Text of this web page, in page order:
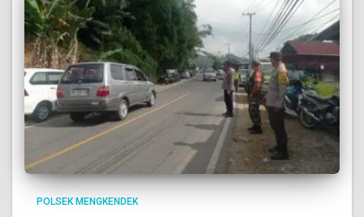
POLSEK MENGKENDEK